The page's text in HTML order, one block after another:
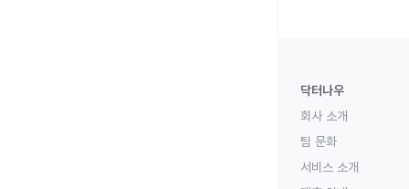
닥터나우
회사 소개
팀 문화
서비스 소개